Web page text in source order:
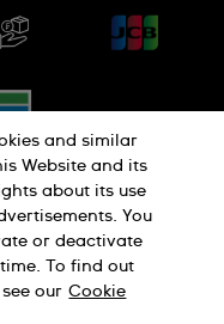
Cookie Notice
and similar
Website and its
about its use
You
or deactivate
To find out
our Cookie